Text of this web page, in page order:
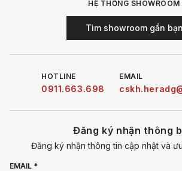
HỆ THỐNG SHOWROOM
Tìm showroom gần bạn
HOTLINE
0911.663.698
EMAIL
Đăng ký nhận thông
Đăng ký nhận thông tin cập nhật và
EMAIL *